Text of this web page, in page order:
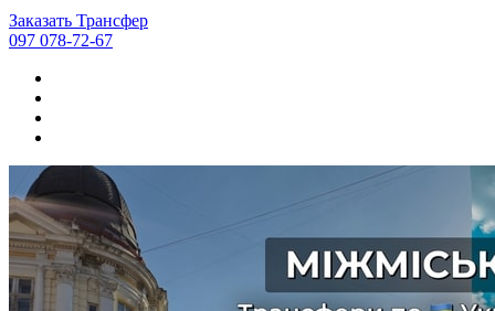
Заказать Трансфер
097 078-72-67